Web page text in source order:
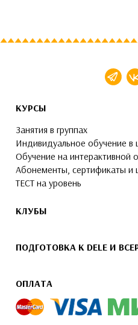
КУРСЫ
Занятия в группах
Индивидуальное обучение в
Обучение на интерактивной
Абонементы, сертификаты и
ТЕСТ на уровень
КЛУБЫ
ПОДГОТОВКА К DELE И
ОПЛАТА